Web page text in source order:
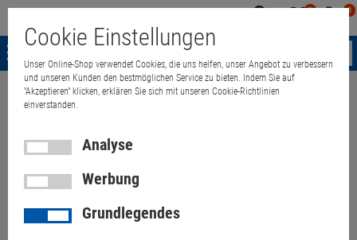
0 0
Menü
Weiter einkaufen
22" Acer B223W 1680x1050
16:10 Lautsprecher VGA DVI
Cookie Einstellungen
Unser Online-Shop verwendet Cookies, die uns helfen, unser Angebot zu verbessern
und unseren Kunden den bestmöglichen Service zu bieten. Indem Sie auf
"Akzeptieren" klicken, erklären Sie sich mit unseren Cookie-Richtlinien
einverstanden.
Analyse
Werbung
Grundlegendes